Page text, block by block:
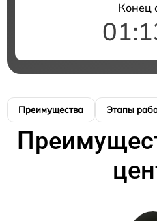
Конец
Преимущества Этапы